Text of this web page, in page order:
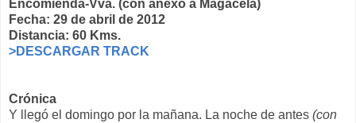
Encomienda-Vva. (con anexo a Magacela)
Fecha: 29 de abril de 2012
Distancia: 60 Kms.
>DESCARGAR TRACK
Crónica
Y llegó el domingo por la mañana. La noche de antes (con